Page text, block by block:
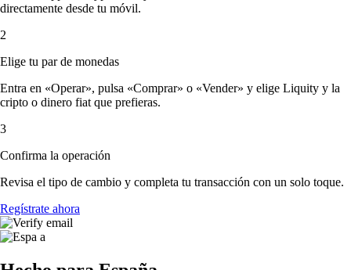
directamente desde tu móvil.
2
Elige tu par de monedas
Entra en «Operar», pulsa «Comprar» o «Vender» y elige Liquity y la
cripto o dinero fiat que prefieras.
3
Confirma la operación
Revisa el tipo de cambio y completa tu transacción con un solo toque.
Regístrate ahora